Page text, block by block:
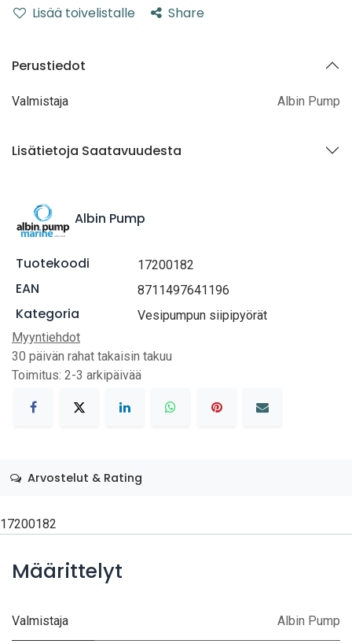
Lisää toivelistalle Share
Perustiedot
Valmistaja Albin Pump
Lisätietoja Saatavuudesta
Albin Pump
Tuotekoodi 17200182
EAN 8711497641196
Kategoria
Vesipumpun siipipyörät
Myyntiehdot
30 päivän rahat takaisin takuu
Toimitus: 2-3 arkipäivää
Arvostelut & Rating
17200182
Määrittelyt
Valmistaja Albin Pump